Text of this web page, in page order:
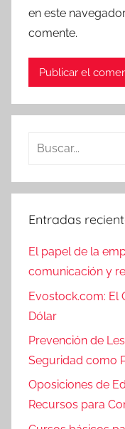
en este
comente.
Buscar:
Entradas
El papel de la
comunicación y
Evostock.com: El
Dólar
Prevención de
Seguridad como
Oposiciones de
Recursos para